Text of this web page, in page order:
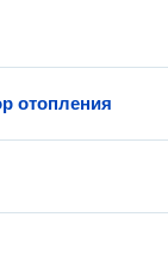
отопления